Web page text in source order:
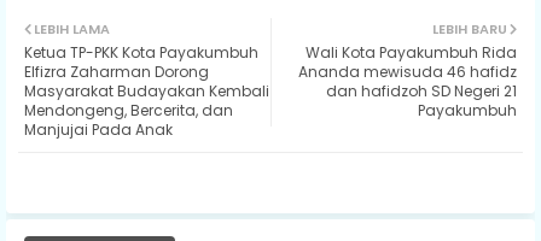
ter ats
LEBIH BARU
Wali Kota Payakumbuh Rida
Ananda mewisuda 46 hafidz
dan hafidzoh SD Negeri 21
Payakumbuh
LEBIH LAMA
Ketua TP-PKK Kota Payakumbuh
Elfizra Zaharman Dorong
Masyarakat Budayakan Kembali
Mendongeng, Bercerita, dan
Manjujai Pada Anak